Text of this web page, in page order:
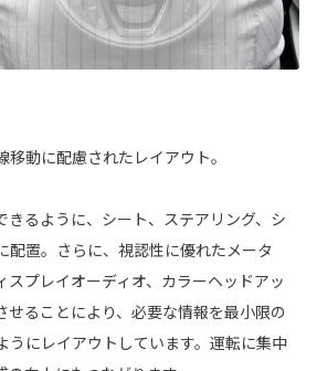
動に配慮されたレイアウト。
きるように、シート、ステアリング、シ
配置。さらに、視認性に優れたメータ
スプレイオーディオ、カラーヘッドアッ
せることにより、必要な情報を最小限の
うにレイアウトしています。運転に集中